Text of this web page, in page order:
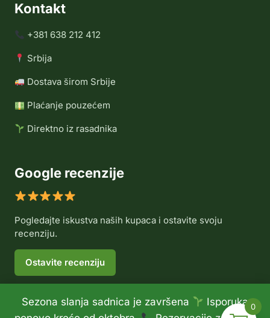
Sezona slanja sadnica je završena
Isporuka
Kontakt
+381 638 212 412
Srbija
Dostava širom Srbije
Plaćanje pouzećem
Direktno iz rasadnika
Google recenzije
Pogledajte iskustva naših kupaca i ostavite svoju
recenziju.
Ostavite recenziju
0